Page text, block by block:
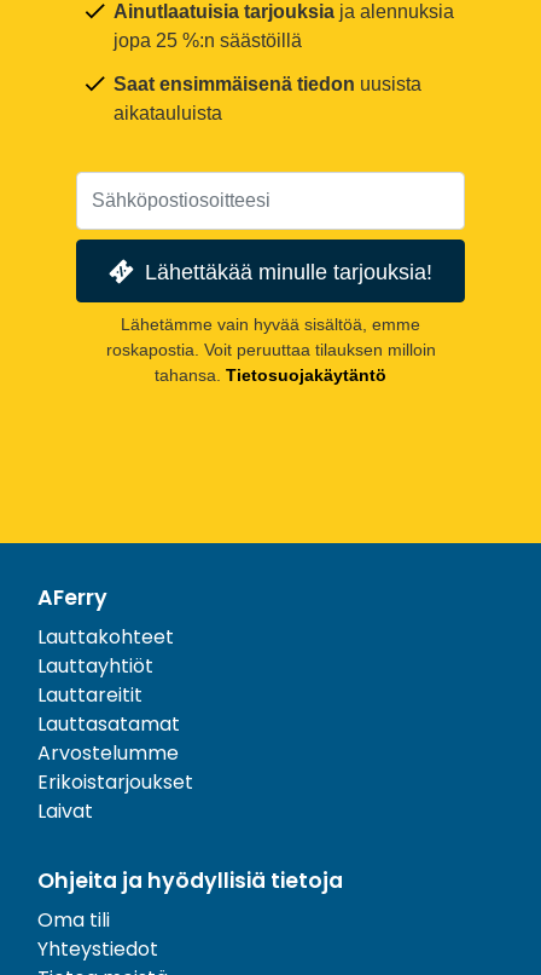
Ainutlaatuisia tarjouksia ja alennuksia
jopa 25 %:n säästöillä
Saat ensimmäisenä tiedon uusista
aikatauluista
Lähettäkää minulle tarjouksia!
Lähetämme vain hyvää sisältöä, emme
roskapostia. Voit peruuttaa tilauksen milloin
tahansa. Tietosuojakäytäntö
AFerry
Lauttakohteet
Lauttayhtiöt
Lauttareitit
Lauttasatamat
Arvostelumme
Erikoistarjoukset
Laivat
Ohjeita ja hyödyllisiä tietoja
Oma tili
Yhteystiedot